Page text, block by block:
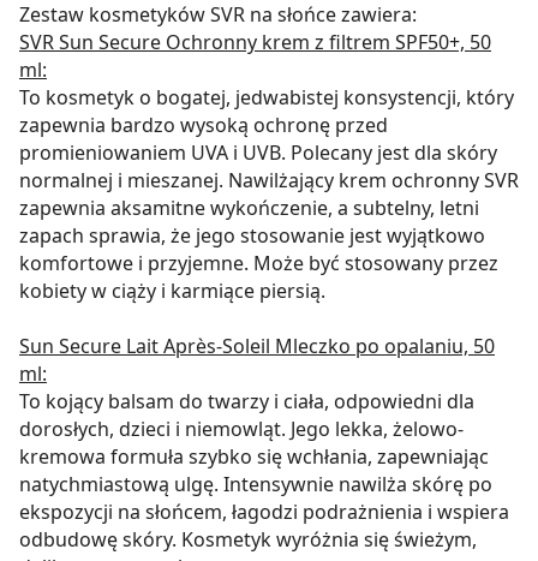
Zestaw kosmetyków SVR na słońce zawiera:
SVR Sun Secure Ochronny krem z filtrem SPF50+, 50
ml:
To kosmetyk o bogatej, jedwabistej konsystencji, który
zapewnia bardzo wysoką ochronę przed
promieniowaniem UVA i UVB. Polecany jest dla skóry
normalnej i mieszanej. Nawilżający krem ochronny SVR
zapewnia aksamitne wykończenie, a subtelny, letni
zapach sprawia, że jego stosowanie jest wyjątkowo
komfortowe i przyjemne. Może być stosowany przez
kobiety w ciąży i karmiące piersią.
Sun Secure Lait Après-Soleil Mleczko po opalaniu, 50
ml:
To kojący balsam do twarzy i ciała, odpowiedni dla
dorosłych, dzieci i niemowląt. Jego lekka, żelowo-
kremowa formuła szybko się wchłania, zapewniając
natychmiastową ulgę. Intensywnie nawilża skórę po
ekspozycji na słońcem, łagodzi podrażnienia i wspiera
odbudowę skóry. Kosmetyk wyróżnia się świeżym,